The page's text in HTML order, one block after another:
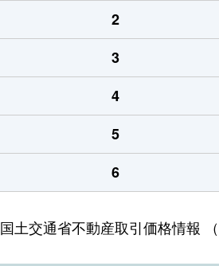
2
3
4
5
6
土交通省不動産取引価格情報 （